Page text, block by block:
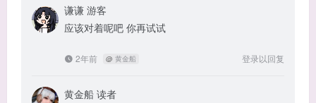
谦谦 游客
应该对着呢吧 你再试试
2年前 @ 黄金船 登录以回复
黄金船 读者